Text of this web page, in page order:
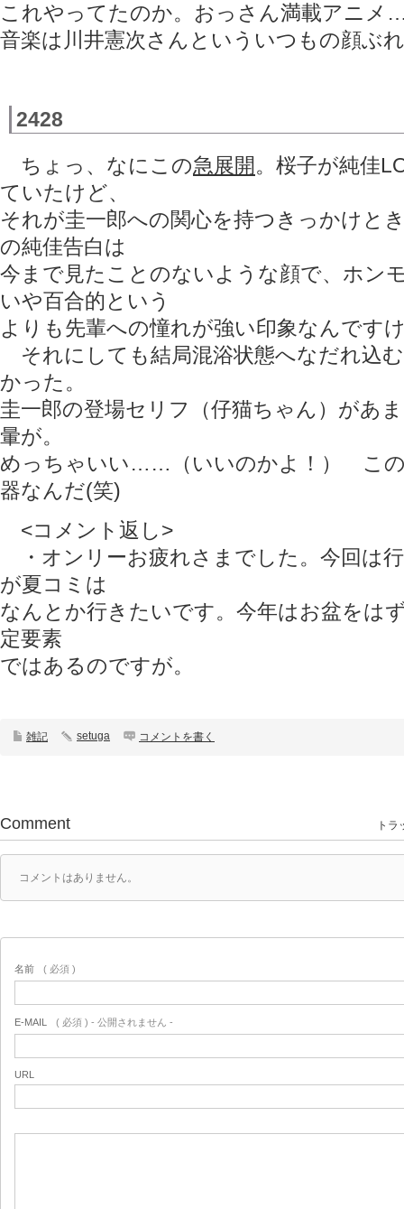
これやってたのか。おっさん満載アニ
音楽は川井憲次さんといういつもの顔ぶ
2428
ちょっ、なにこの急展開。桜子が純佳
ていたけど、
それが圭一郎への関心を持つきっかけと
の純佳告白は
今まで見たことのないような顔で、ホ
いや百合的という
よりも先輩への憧れが強い印象なんです
それにしても結局混浴状態へなだれ込
かった。
圭一郎の登場セリフ（仔猫ちゃん）があ
暈が。
めっちゃいい……（いいのかよ！） こ
器なんだ(笑)
<コメント返し>
・オンリーお疲れさまでした。今回は
が夏コミは
なんとか行きたいです。今年はお盆をは
定要素
ではあるのですが。
雑記 setuga コメントを書く
Comment トラ
コメントはありません。
名前 ( 必須 )
E-MAIL ( 必須 ) - 公開されません -
URL